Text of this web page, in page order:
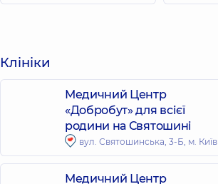
Клініки
Медичний Центр
«Добробут» для всієї
родини на Святошині
вул. Святошинська, 3-Б, м. Київ
Медичний Центр